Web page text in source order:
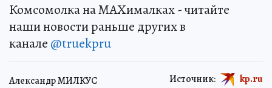
Комсомолка на MAXималках - читайте
наши новости раньше других в
канале @truekpru
Александр МИЛКУС Источник: kp.ru